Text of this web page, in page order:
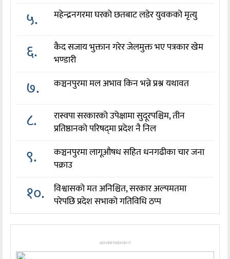
५. महेन्द्रनगरमा घरको छतबाट लडेर युवकको मृत्यु
६.
कैद सजाय भुक्तान गरेर जेलमुक्त भए पत्रकार खेम
भण्डारी
७. कञ्चनपुरमा मल अभाव किन भन्ने प्रश्न यथावत
८.
रास्वपा सरकारको उपेक्षामा सुदूरपश्चिम, तीन
प्रतिष्ठानको परिषद्‌मा प्रदेश नै निल
९.
कञ्चनपुरमा लागूऔषध सहित धनगढीका चार जना
पक्राउ
१०.
विश्वासको मत अनिश्चित, सरकार अल्पमतमा
परेपछि प्रदेश सभाको गतिविधि ठप्प
ADVERTISEMENT